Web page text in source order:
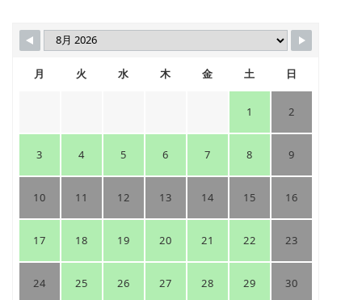
月 火 水 木 金 土 日
1 2
3 4 5 6 7 8 9
10 11 12 13 14 15 16
17 18 19 20 21 22 23
24 25 26 27 28 29 30